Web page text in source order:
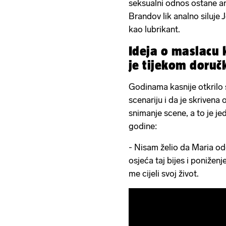
seksualni odnos ostane
Brandov lik analno siluje
kao lubrikant.
Ideja o maslacu
je tijekom
Godinama kasnije otkrilo
scenariju i da je skrivena
snimanje scene, a to je
godine:
- Nisam želio da Maria
osjeća taj bijes i
me cijeli svoj život.